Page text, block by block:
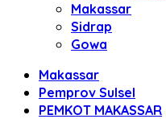
Makassar
Sidrap
Gowa
Makassar
Pemprov Sulsel
PEMKOT MAKASSAR